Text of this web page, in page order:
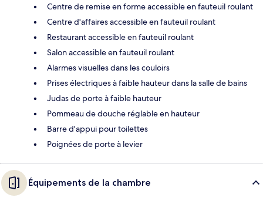
Centre de remise en forme accessible en fauteuil roulant
Centre d'affaires accessible en fauteuil roulant
Restaurant accessible en fauteuil roulant
Salon accessible en fauteuil roulant
Alarmes visuelles dans les couloirs
Prises électriques à faible hauteur dans la salle de bains
Judas de porte à faible hauteur
Pommeau de douche réglable en hauteur
Barre d'appui pour toilettes
Poignées de porte à levier
Équipements de la chambre